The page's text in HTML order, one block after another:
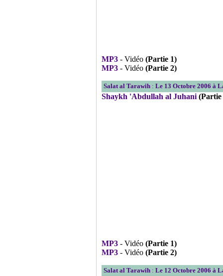
MP3 - Vidéo (Partie 1)
MP3 - Vidéo (Partie 2)
Salat al Tarawih : Le 13 Octobre 2006 à
Shaykh 'Abdullah al Juhani (Partie
MP3 - Vidéo (Partie 1)
MP3 - Vidéo (Partie 2)
Salat al Tarawih : Le 12 Octobre 2006 à